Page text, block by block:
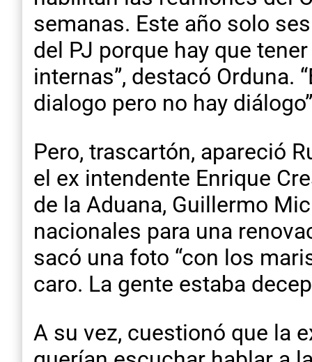
semanas. Este año solo
del PJ porque hay que
internas”, destacó Orduna.
dialogo pero no hay
Pero, trascartón, apareció
el ex intendente Enrique
de la Aduana, Guillermo
nacionales para una
sacó una foto “con los
caro. La gente estaba
A su vez, cuestionó que la